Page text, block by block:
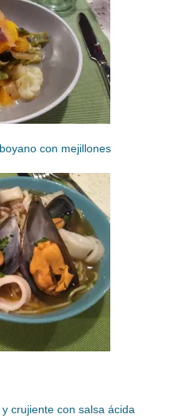
con mejillones
crujiente con salsa ácida